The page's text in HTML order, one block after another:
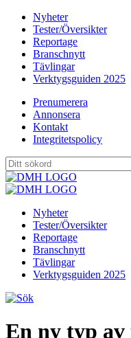
Nyheter
Tester/Översikter
Reportage
Branschnytt
Tävlingar
Verktygsguiden 2025
Prenumerera
Annonsera
Kontakt
Integritetspolicy
Nyheter
Tester/Översikter
Reportage
Branschnytt
Tävlingar
Verktygsguiden 2025
En ny typ av